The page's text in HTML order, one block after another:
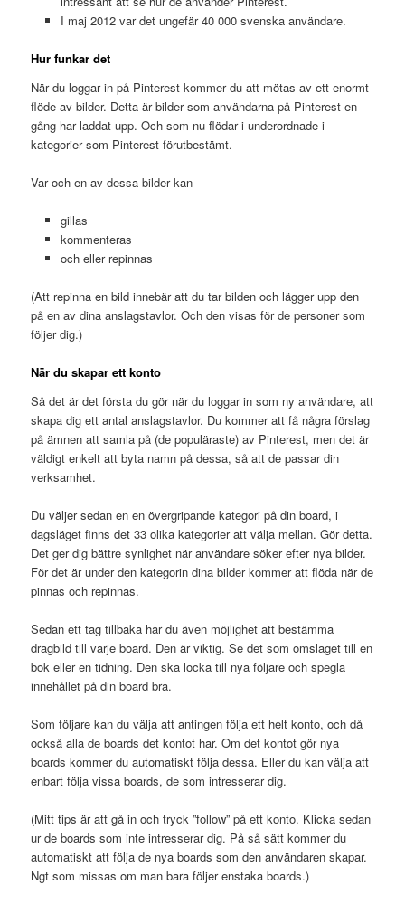
I maj 2012 var det ungefär 40 000 svenska användare.
Hur funkar det
När du loggar in på Pinterest kommer du att mötas av ett enormt
flöde av bilder. Detta är bilder som användarna på Pinterest en
gång har laddat upp. Och som nu flödar i underordnade i
kategorier som Pinterest förutbestämt.
Var och en av dessa bilder kan
gillas
kommenteras
och eller repinnas
(Att repinna en bild innebär att du tar bilden och lägger upp den
på en av dina anslagstavlor. Och den visas för de personer som
följer dig.)
När du skapar ett konto
Så det är det första du gör när du loggar in som ny användare, att
skapa dig ett antal anslagstavlor. Du kommer att få några förslag
på ämnen att samla på (de populäraste) av Pinterest, men det är
väldigt enkelt att byta namn på dessa, så att de passar din
verksamhet.
Du väljer sedan en en övergripande kategori på din board, i
dagsläget finns det 33 olika kategorier att välja mellan. Gör detta.
Det ger dig bättre synlighet när användare söker efter nya bilder.
För det är under den kategorin dina bilder kommer att flöda när de
pinnas och repinnas.
Sedan ett tag tillbaka har du även möjlighet att bestämma
dragbild till varje board. Den är viktig. Se det som omslaget till en
bok eller en tidning. Den ska locka till nya följare och spegla
innehållet på din board bra.
Som följare kan du välja att antingen följa ett helt konto, och då
också alla de boards det kontot har. Om det kontot gör nya
boards kommer du automatiskt följa dessa. Eller du kan välja att
enbart följa vissa boards, de som intresserar dig.
(Mitt tips är att gå in och tryck ”follow” på ett konto. Klicka sedan
ur de boards som inte intresserar dig. På så sätt kommer du
automatiskt att följa de nya boards som den användaren skapar.
Ngt som missas om man bara följer enstaka boards.)